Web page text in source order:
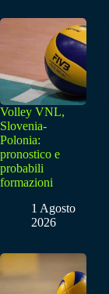
Volley VNL,
Slovenia-
Polonia:
pronostico e
probabili
formazioni
1 Agosto
2026